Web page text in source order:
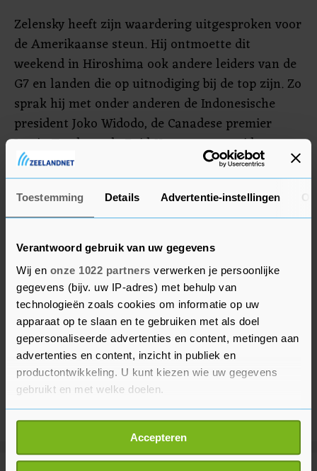
Toestemming Details Advertentie-instellingen
Verantwoord gebruik van uw gegevens
Wij en onze 1022 partners verwerken je persoonlijke
gegevens (bijv. uw IP-adres) met behulp van
technologieën zoals cookies om informatie op uw
apparaat op te slaan en te gebruiken met als doel
gepersonaliseerde advertenties en content, metingen aan
advertenties en content, inzicht in publiek en
productontwikkeling. U kunt kiezen wie uw gegevens
gebruikt en met welke doelen.
Als u het toestaat, willen we ook graag:
Informatie verzamelen over uw geografische
locatie, die tot een paar meter nauwkeurig kan zijn
Accepteren
Zelensky heeft zijn waardering uitgesproken voor
de Amerikaanse steun. Hij ontmoette dit
weekend in Hiroshima ook andere leiders van de
G7 en landen die op uitnodiging bij de top zijn. Zo
sprak hij met onder anderen de Indonesische
president Joko Widodo, de Canadese premier
Justin Trudeau, de Zuid-Koreaanse president
Yoon Suk-yeol.